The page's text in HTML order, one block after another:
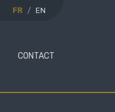
FR EN
CONTACT